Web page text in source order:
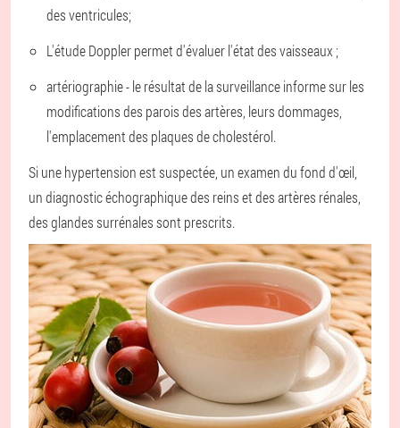
des ventricules;
L'étude Doppler permet d'évaluer l'état des vaisseaux ;
artériographie - le résultat de la surveillance informe sur les
modifications des parois des artères, leurs dommages,
l'emplacement des plaques de cholestérol.
Si une hypertension est suspectée, un examen du fond d'œil,
un diagnostic échographique des reins et des artères rénales,
des glandes surrénales sont prescrits.